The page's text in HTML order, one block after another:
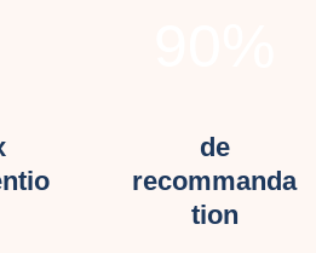
de
recommanda
tion